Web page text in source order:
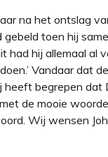
na het ontslag
toen hij
had hij allemaal al
Vandaar dat
heeft begrepen dat
de mooie
Wij wensen